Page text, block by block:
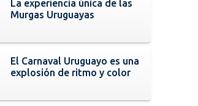
La experiencia única de las
Murgas Uruguayas
El Carnaval Uruguayo es una
explosión de ritmo y color